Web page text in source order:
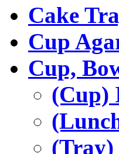
Cake
Cup
Cup,
(Cup)